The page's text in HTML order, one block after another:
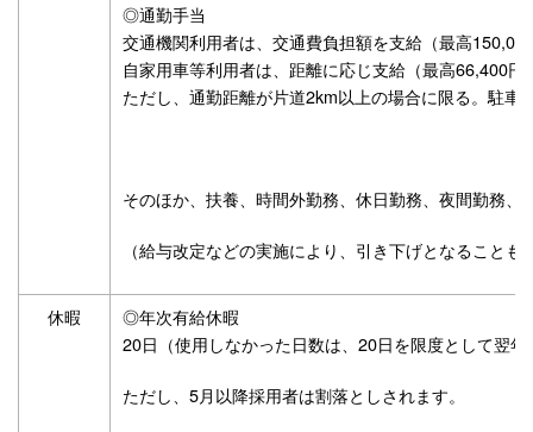
◎通勤手当
交通機関利用者は、交通費負担額を支給（最高
自家用車等利用者は、距離に応じ支給（最高66,400円
ただし、通勤距離が片道2km以上の場合に限る。駐車
そのほか、扶養、時間外勤務、休日勤務、夜間勤務、
（給与改定などの実施により、引き下げとなることも
休暇
◎年次有給休暇
20日（使用しなかった日数は、20日を限度として翌
ただし、5月以降採用者は割落としされます。